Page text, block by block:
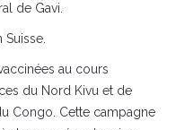
de Gavi.
au cours
du Nord Kivu et de
Congo. Cette campagne